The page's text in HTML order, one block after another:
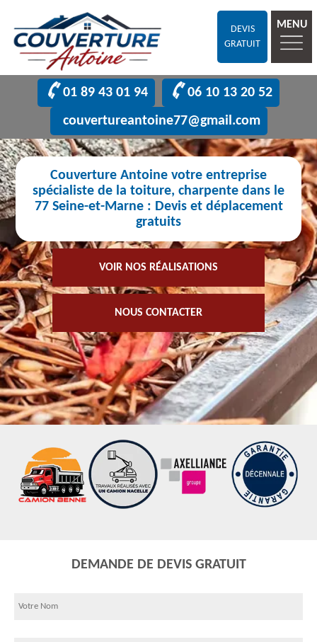
DEVIS
GRATUIT
MENU
01 89 43 01 94
06 10 13 20 52
couvertureantoine77@gmail.com
Couverture Antoine votre entreprise
spécialiste de la toiture, charpente dans le
77 Seine-et-Marne : Devis et déplacement
gratuits
VOIR NOS RÉALISATIONS
NOUS CONTACTER
DEMANDE DE DEVIS GRATUIT